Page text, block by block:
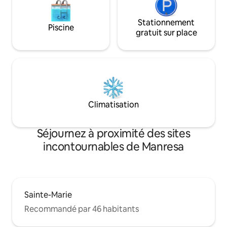
Piscine
Stationnement
gratuit sur place
Climatisation
Séjournez à proximité des sites
incontournables de Manresa
Sainte-Marie
Recommandé par 46 habitants